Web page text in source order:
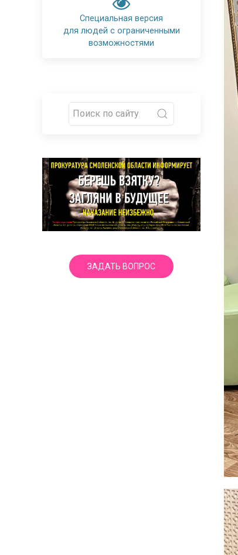
Специальная версия
для людей с ограниченными
возможностями
ЗАДАТЬ ВОПРОС